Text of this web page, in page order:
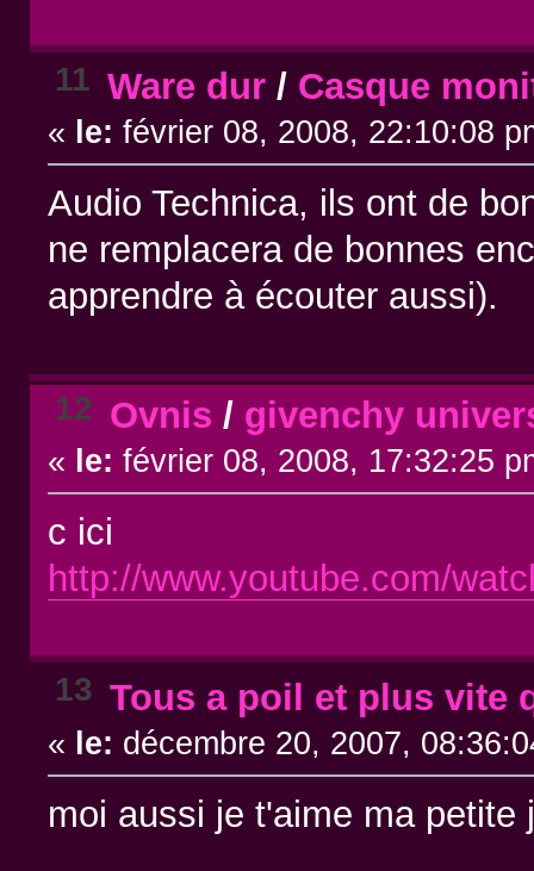
11 Ware dur/ Casque
« le: février 08, 2008, 22:10:08
Audio Technica, ils ont de
ne remplacera de bonnes
apprendre à écouter aussi).
12 Ovnis / givenchy
« le: février 08, 2008, 17:32:25
c ici
http://www.youtube.com/
13 Tous a poil et plus vite
« le: décembre 20, 2007,
moi aussi je t'aime ma